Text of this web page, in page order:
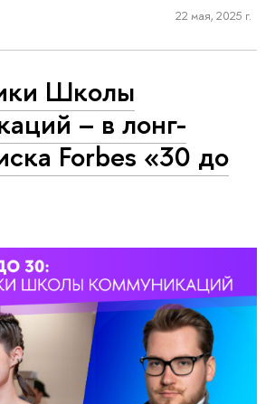
22 мая, 2025 г.
Школы
– в лонг-
Forbes «30 до